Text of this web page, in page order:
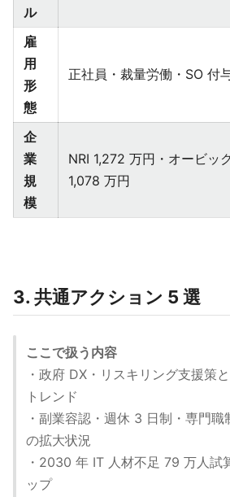
ル
雇
用
形
態
正社員・裁量労働・SO 付
企
業
規
模
NRI 1,272 万円・オービック
1,078 万円
3. 共通アクション 5 選
ここで扱う内容
・政府 DX・リスキリング支援策
トレンド
・副業容認・週休 3 日制・専門
の拡大状況
・2030 年 IT 人材不足 79 万人試
ップ